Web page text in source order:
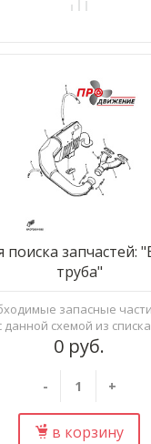
0 руб.
- +
в корзину
поиска запчастей:
труба"
запасные
данной схемой из